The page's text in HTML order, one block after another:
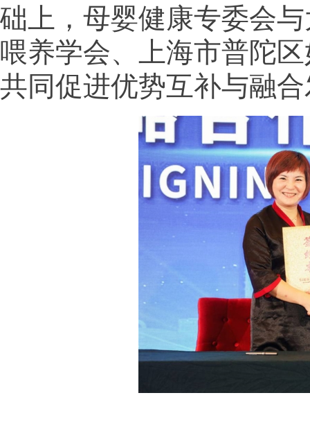
础上，母婴健康专委会
喂养学会、上海市普陀
共同促进优势互补与融